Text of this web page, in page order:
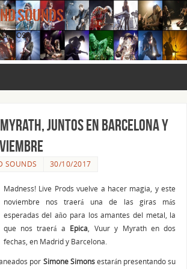
SOUNDS
OJOS.
Myrath, juntos en Barcelona y
SOUNDS 30/10/2017
Madness! Live Prods vuelve a hacer magia, y este
noviembre nos traerá una de las giras más
esperadas del año para los amantes del metal, la
que nos traerá a Epica , Vuur y Myrath en dos
fechas, en Madrid y Barcelona.
por Simone Simonsestarán presentando su